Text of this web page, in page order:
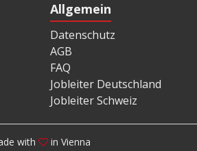
Allgemein
Datenschutz
AGB
FAQ
Jobleiter Deutschland
Jobleiter Schweiz
with in Vienna